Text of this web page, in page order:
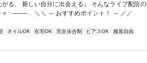
る、 新しい自分に出会える』 そんなライブ配信の
･───╮ ＼＼ ～ おすすめポイント！ ～ ／／
ネイルOK 在宅OK 完全歩合制 ピアスOK
服装自由